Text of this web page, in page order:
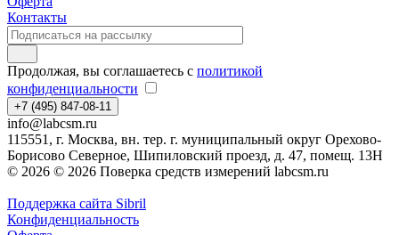
Контакты
Продолжая, вы соглашаетесь с политикой
конфиденциальности
+7 (495) 847-08-11
info@labcsm.ru
115551, г. Москва, вн. тер. г. муниципальный округ Орехово-
Борисово Северное, Шипиловский проезд, д. 47, помещ. 13Н
© 2026 © 2026 Поверка средств измерений labcsm.ru
Поддержка сайта Sibril
Конфиденциальность